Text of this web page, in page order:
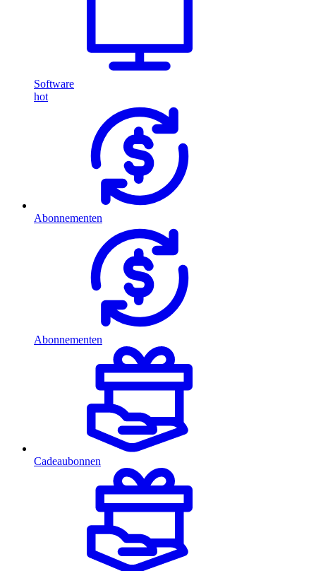
Software
hot
Abonnementen
Abonnementen
Cadeaubonnen